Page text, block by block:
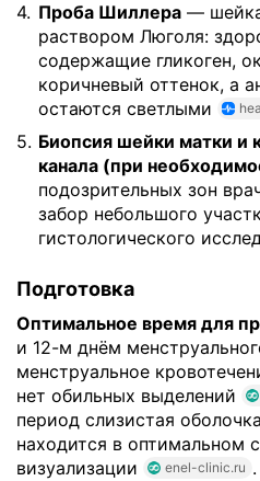
Проба Шиллера —
раствором Люголя:
содержащие гликоген,
коричневый оттенок, а
остаются светлыми
Биопсия шейки матки и
канала (при
подозрительных зон
забор небольшого
гистологического
Подготовка
Оптимальное время для
и 12-м днём
менструальное
нет обильных выделений
период слизистая
находится в оптимальном
визуализации
enel-clinic.ru .